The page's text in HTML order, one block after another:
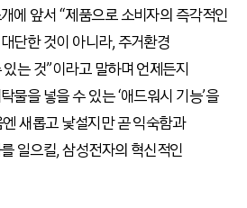
에 앞서 “제품으로 소비자의 즉각적인
단한 것이 아니라, 주거환경
는 것”이라고 말하며 언제든지
물을 넣을 수 있는 ‘애드워시 기능’을
새롭고 낯설지만 곧 익숙함과
일으킬, 삼성전자의 혁신적인